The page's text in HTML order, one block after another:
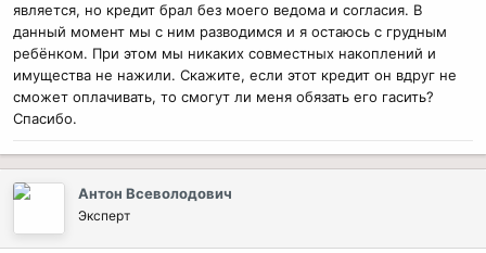
является, но кредит брал без моего ведома и согласия. В
данный момент мы с ним разводимся и я остаюсь с грудным
ребёнком. При этом мы никаких совместных накоплений и
имущества не нажили. Скажите, если этот кредит он вдруг не
сможет оплачивать, то смогут ли меня обязать его гасить?
Спасибо.
Антон Всеволодович
Эксперт